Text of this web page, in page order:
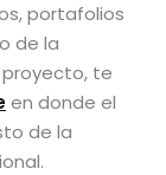
portafolios
de la
te
en donde el
de la